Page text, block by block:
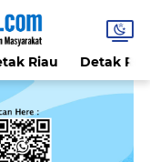
Riau Detak